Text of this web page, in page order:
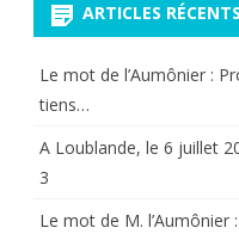
ARTICLES RÉCENTS
Le mot de l’Aumônier :
tiens…
A Loublande, le 6 juillet
3
Le mot de M.